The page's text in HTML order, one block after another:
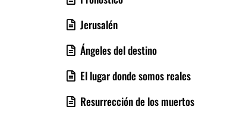
Jerusalén
Ángeles del destino
El lugar donde somos reales
Resurrección de los muertos